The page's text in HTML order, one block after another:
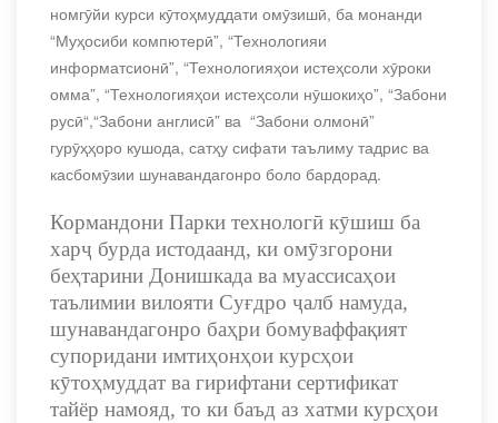
номгӯйи курси кӯтоҳмуддати омӯзишӣ, ба монанди
“Муҳосиби компютерӣ”, “Технологияи
информатсионӣ”, “Технологияҳои истеҳсоли хӯроки
омма”, “Технологияҳои истеҳсоли нӯшокиҳо”, “Забони
русӣ“,“Забони англисӣ” ва “Забони олмонӣ”
гурӯҳҳоро кушода, сатҳу сифати таълиму тадрис ва
касбомӯзии шунавандагонро боло бардорад.
Кормандони Парки технологӣ кӯшиш ба
харҷ бурда истодаанд, ки омӯзгорони
беҳтарини Донишкада ва муассисаҳои
таълимии вилояти Суғдро ҷалб намуда,
шунавандагонро баҳри бомуваффақият
супоридани имтиҳонҳои курсҳои
кӯтоҳмуддат ва гирифтани сертификат
тайёр намояд, то ки баъд аз хатми курсҳои